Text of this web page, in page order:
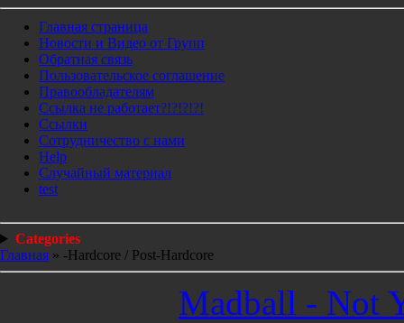
Главная страница
Новости и Видео от Групп
Обратная связь
Пользовательское соглашение
Правообладателям
Ссылка не работает?!?!?!?!
Ссылки
Сотрудничество с нами
Help
Cлучайный материал
test
Categories
Главная » -Hardcore / Post-Hardcore
Madball - Not